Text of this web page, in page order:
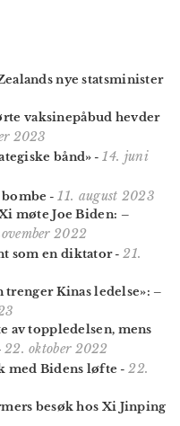
nye statsminister
vaksine­påbud hevder
2023
bånd» -14. juni
-11. august 2023
møte Joe Biden: –
2022
som en diktator-21.
Kinas ledelse»: –
av toppledelsen, mens
22. oktober 2022
med Bidens løfte -22.
besøk hos Xi Jinping